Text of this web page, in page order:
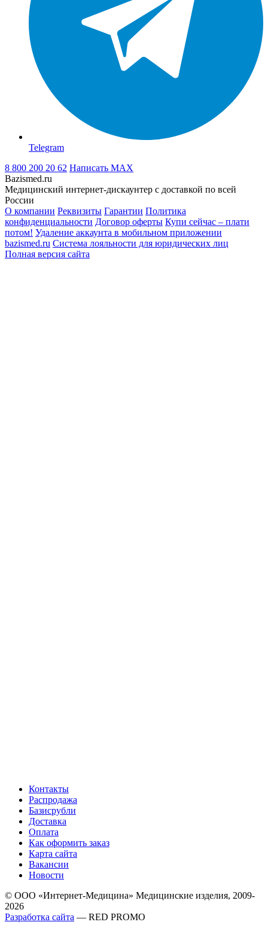
Telegram
8 800 200 20 62 Написать MAX
Bazismed.ru
Медицинский интернет-дискаунтер с доставкой по всей
России
О компании Реквизиты Гарантии Политика
конфиденциальности Договор оферты Купи сейчас – плати
потом! Удаление аккаунта в мобильном приложении
bazismed.ru Система лояльности для юридических лиц
Полная версия сайта
Контакты
Распродажа
Базисрубли
Доставка
Оплата
Как оформить заказ
Карта сайта
Вакансии
Новости
© ООО «Интернет-Медицина» Медицинские изделия, 2009-
2026
Разработка сайта — RED PROMO